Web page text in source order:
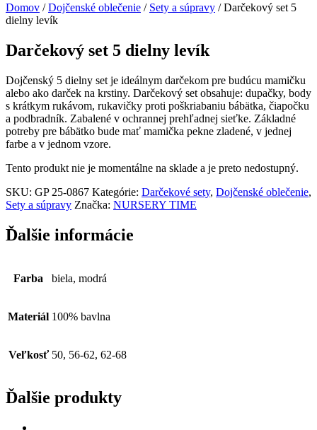
Domov /Dojčenské oblečenie / Sety a súpravy / Darčekový set 5
dielny levík
Darčekový set 5 dielny levík
Dojčenský 5 dielny set je ideálnym darčekom pre budúcu mamičku
alebo ako darček na krstiny. Darčekový set obsahuje: dupačky, body
s krátkym rukávom, rukavičky proti poškriabaniu bábätka, čiapočku
a podbradník. Zabalené v ochrannej prehľadnej sieťke. Základné
potreby pre bábätko bude mať mamička pekne zladené, v jednej
farbe a v jednom vzore.
Tento produkt nie je momentálne na sklade a je preto nedostupný.
SKU: GP 25-0867 Kategórie: Darčekové sety, Dojčenské oblečenie,
Sety a súpravy Značka: NURSERY TIME
Ďalšie informácie
Farba biela, modrá
Materiál 100% bavlna
Veľkosť 50, 56-62, 62-68
Ďalšie produkty